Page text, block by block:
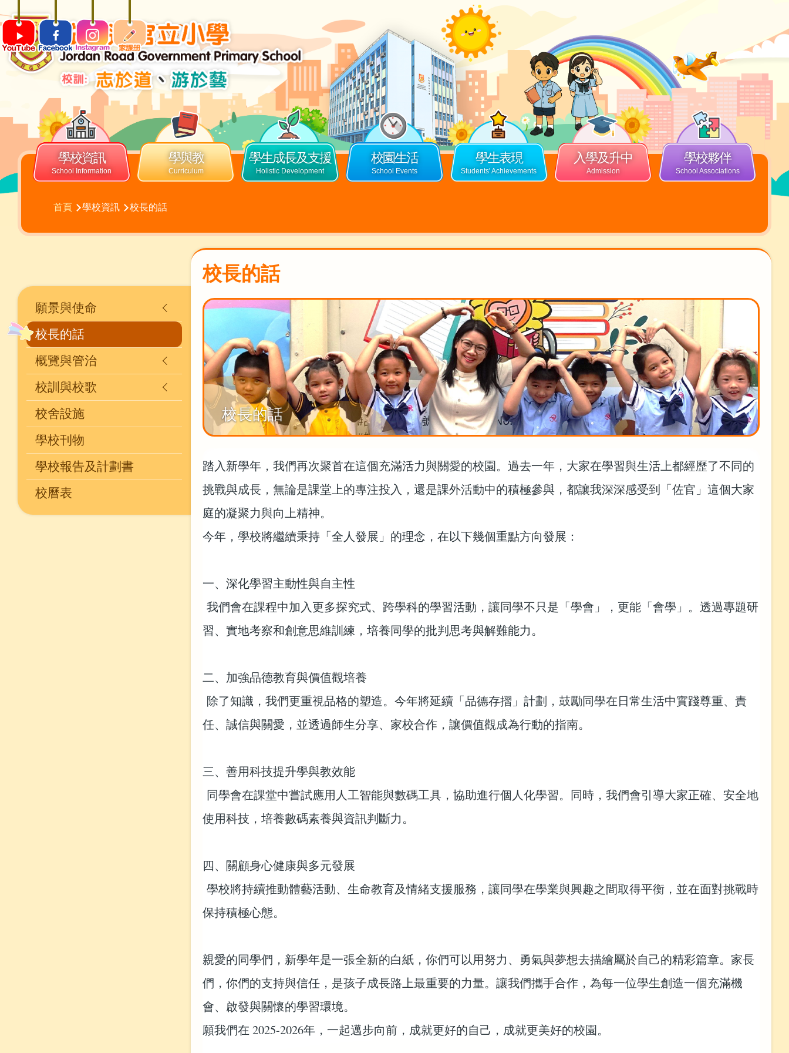
ENG
Main
navigation
學校資訊 學與教 學生成長及支援 校園生活 學生表現 入學及升中 學校夥伴
航
連
首頁 學校資訊 校長的話
校長的話
校長的話
踏入新學年，我們再次聚首在這個充滿活力與關愛的校園。過去一年，大家在學習與生活上都經歷了不同的
挑戰與成長，無論是課堂上的專注投入，還是課外活動中的積極參與，都讓我深深感受到「佐官」這個大家
庭的凝聚力與向上精神。
今年，學校將繼續秉持「全人發展」的理念，在以下幾個重點方向發展：
一、深化學習主動性與自主性
我們會在課程中加入更多探究式、跨學科的學習活動，讓同學不只是「學會」，更能「會學」。透過專題研
習、實地考察和創意思維訓練，培養同學的批判思考與解難能力。
二、加強品德教育與價值觀培養
除了知識，我們更重視品格的塑造。今年將延續「品德存摺」計劃，鼓勵同學在日常生活中實踐尊重、責
任、誠信與關愛，並透過師生分享、家校合作，讓價值觀成為行動的指南。
三、善用科技提升學與教效能
同學會在課堂中嘗試應用人工智能與數碼工具，協助進行個人化學習。同時，我們會引導大家正確、安全地
使用科技，培養數碼素養與資訊判斷力。
四、關顧身心健康與多元發展
學校將持續推動體藝活動、生命教育及情緒支援服務，讓同學在學業與興趣之間取得平衡，並在面對挑戰時
保持積極心態。
親愛的同學們，新學年是一張全新的白紙，你們可以用努力、勇氣與夢想去描繪屬於自己的精彩篇章。家長
們，你們的支持與信任，是孩子成長路上最重要的力量。讓我們攜手合作，為每一位學生創造一個充滿機
會、啟發與關懷的學習環境。
願我們在 2025-2026年，一起邁步向前，成就更好的自己，成就更美好的校園。
Main
navigation
願景與使命
校長的話
概覽與管治
校訓與校歌
校舍設施
學校刊物
學校報告及計劃書
校曆表